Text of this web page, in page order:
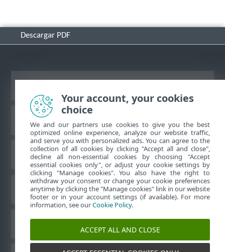
Descargar PDF
Base de conocimiento de ESET
Foro de ESET
Soporte regional
Your account, your cookies
choice
We and our partners use cookies to give you the best
optimized online experience, analyze our website traffic,
and serve you with personalized ads. You can agree to the
collection of all cookies by clicking "Accept all and close",
decline all non-essential cookies by choosing "Accept
essential cookies only", or adjust your cookie settings by
clicking "Manage cookies". You also have the right to
withdraw your consent or change your cookie preferences
anytime by clicking the "Manage cookies" link in our website
footer or in your account settings (if available). For more
information, see ourCookie Policy.
ACCEPT ALL AND CLOSE